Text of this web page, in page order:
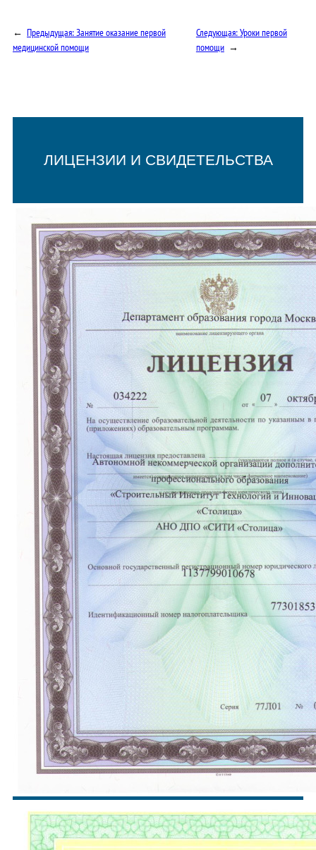
← Предыдущая:Занятие оказание первой
медицинской помощи
Следующая:Уроки первой
помощи →
ЛИЦЕНЗИИ И СВИДЕТЕЛЬСТВА